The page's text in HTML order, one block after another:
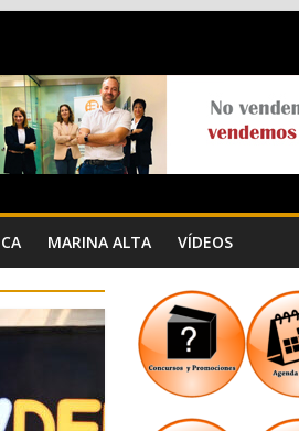
a la Capitanía Cristiana
en los Jardins de Torrecremada
en Dénia
MARINA ALTA VÍDEOS